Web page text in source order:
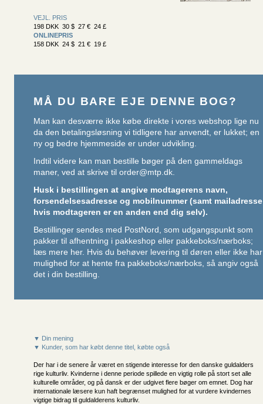
VEJL. PRIS
198 DKK 30 $ 27 € 24 £
ONLINEPRIS
158 DKK 24 $ 21 € 19 £
MÅ DU BARE EJE DENNE BOG?
Man kan desværre ikke købe direkte i vores webshop lige nu
da den betalingsløsning vi tidligere har anvendt, er lukket; en
ny og bedre hjemmeside er under udvikling.
Indtil videre kan man bestille bøger på den gammeldags
maner, ved at skrive til order@mtp.dk.
Husk i bestillingen at angive modtagerens navn,
forsendelsesadresse og mobilnummer (samt mailadresse
hvis modtageren er en anden end dig selv).
Bestillinger sendes med PostNord, som udgangspunkt som
pakker til afhentning i pakkeshop eller pakkeboks/nærboks;
læs mere her. Hvis du behøver levering til døren eller ikke har
mulighed for at hente fra pakkeboks/nærboks, så angiv også
det i din bestilling.
▼ Din mening
▼ Kunder, som har købt denne titel, købte også
Der har i de senere år været en stigende interesse for den danske guldalders
rige kulturliv. Kvinderne i denne periode spillede en vigtig rolle på stort set alle
kulturelle områder, og på dansk er der udgivet flere bøger om emnet. Dog har
internationale læsere kun haft begrænset mulighed for at vurdere kvindernes
vigtige bidrag til guldalderens kulturliv.